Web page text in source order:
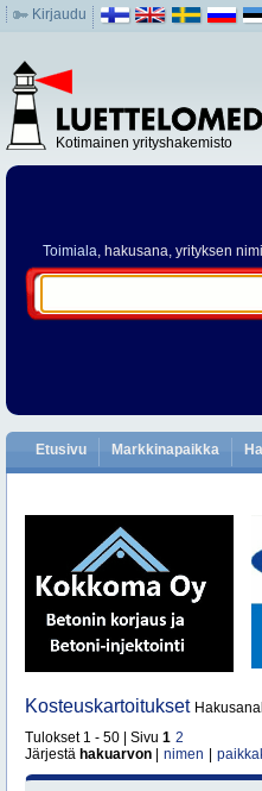
Kirjaudu
Kotimainen yrityshakemisto
Toimiala, hakusana, yrityksen nimi
Etusivu Markkinapaikka
Kosteuskartoitukset
Tulokset 1 - 50 | Sivu 1 2
Järjestä hakuarvon nimen